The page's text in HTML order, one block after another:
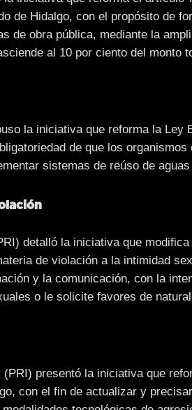
de Hidalgo, con el propósito de
de obra pública, mediante la
al 10 por ciento del monto
la iniciativa que reforma la Ley
de que los
sistemas de reúso de
detalló la iniciativa que
de violación a la intimidad
y la comunicación, con la
o le solicite favores de
(PRI) presentó la iniciativa que
con el fin de actualizar y